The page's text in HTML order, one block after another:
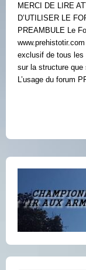
MERCI DE LIRE
D’UTILISER LE
PREAMBULE Le
exclusif de tous les
sur la structure
L’usage du forum